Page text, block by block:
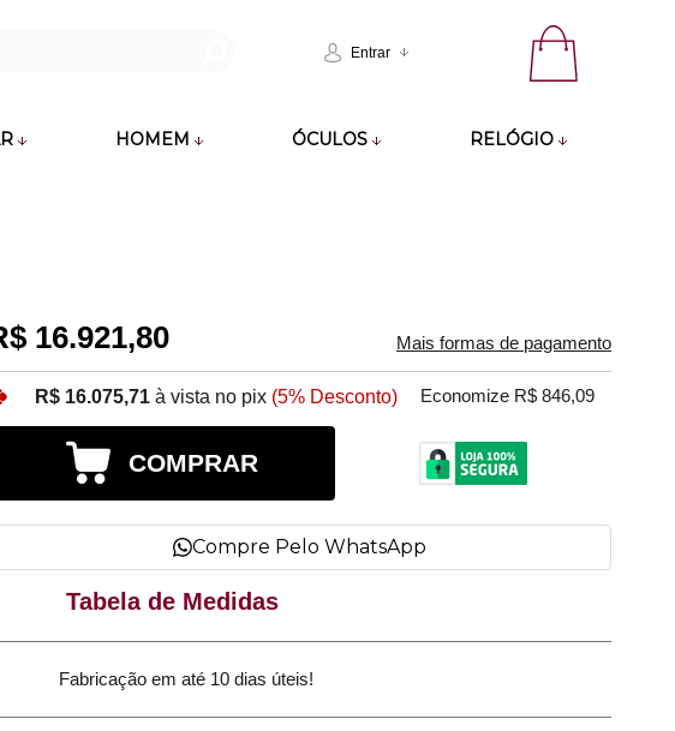
Entrar
HOMEM ÓCULOS RELÓGIO
16.921,80 Mais formas de pagamento
R$ 16.075,71à vista no pix (5% Desconto) Economize R$ 846,09
COMPRAR
Compre Pelo WhatsApp
Tabela de Medidas
em até 10 dias úteis!